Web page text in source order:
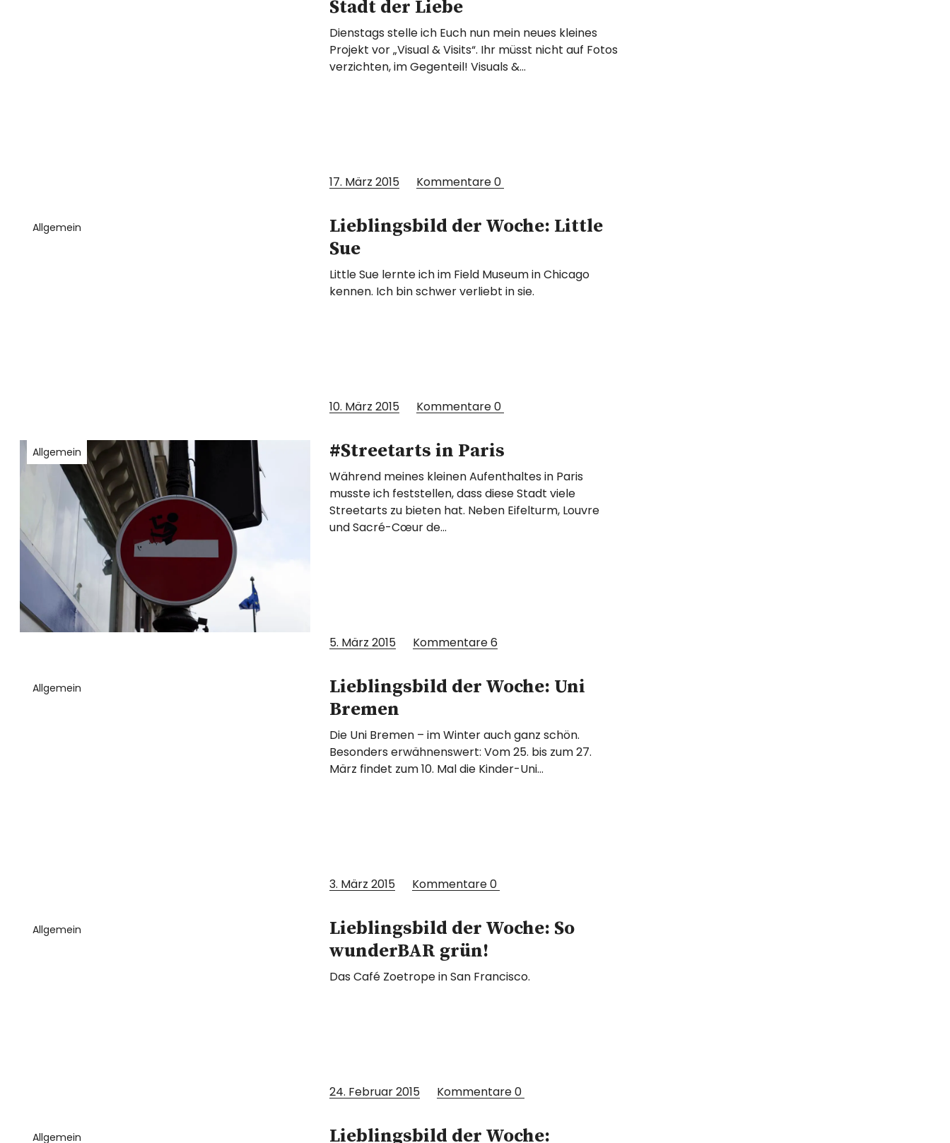
Stadt der Liebe
Dienstags stelle ich Euch nun mein neues kleines
Projekt vor „Visual & Visits“. Ihr müsst nicht auf Fotos
verzichten, im Gegenteil! Visuals &…
17. März 2015 Kommentare0
Allgemein
Lieblingsbild der Woche: Little
Sue
Little Sue lernte ich im Field Museum in Chicago
kennen. Ich bin schwer verliebt in sie.
10. März 2015 Kommentare0
Allgemein #Streetarts in Paris
Während meines kleinen Aufenthaltes in Paris
musste ich feststellen, dass diese Stadt viele
Streetarts zu bieten hat. Neben Eifelturm, Louvre
und Sacré-Cœur de…
5. März 2015 Kommentare6
Allgemein
Lieblingsbild der Woche: Uni
Bremen
Die Uni Bremen – im Winter auch ganz schön.
Besonders erwähnenswert: Vom 25. bis zum 27.
März findet zum 10. Mal die Kinder-Uni…
3. März 2015 Kommentare0
Allgemein
Lieblingsbild der Woche: So
wunderBAR grün!
Das Café Zoetrope in San Francisco.
24. Februar 2015 Kommentare0
Allgemein Lieblingsbild der Woche: